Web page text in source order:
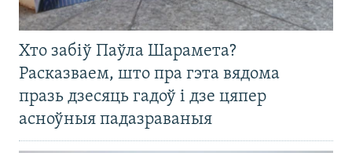
Хто забіў Паўла Шарамета?
Расказваем, што пра гэта вядома
празь дзесяць гадоў і дзе цяпер
асноўныя падазраваныя